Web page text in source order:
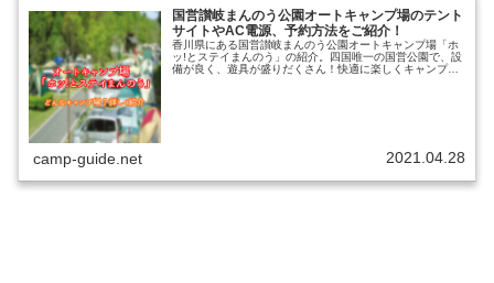
国営讃岐まんのう公園オートキャンプ場のテント
サイトやAC電源、予約方法をご紹介！
香川県にある国営讃岐まんのう公園オートキャンプ場「ホ
ッ!とステイまんのう」の紹介。四国唯一の国営公園で、設
備が良く、遊具が盛りだくさん！快適に楽しくキャンプが
camp-guide.net 2021.04.28